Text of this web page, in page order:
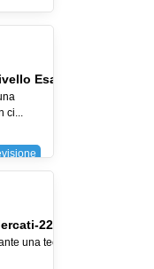
Esatto
22-lug-26
una tecnica